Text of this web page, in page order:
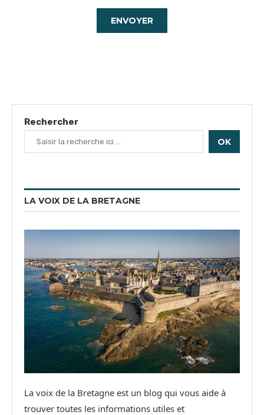
Rechercher
OK
LA VOIX DE LA BRETAGNE
La voix de la Bretagne est un blog qui vous aide à
trouver toutes les informations utiles et